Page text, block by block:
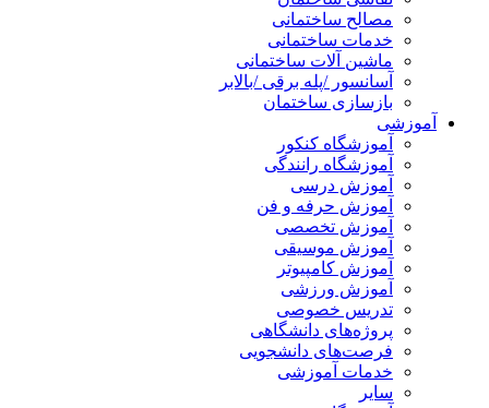
مصالح ساختمانی
خدمات ساختمانی
ماشین آلات ساختمانی
آسانسور /پله برقی /بالابر
بازسازی ساختمان
آموزشی
آموزشگاه کنکور
آموزشگاه رانندگی
آموزش درسی
آموزش حرفه و فن
آموزش تخصصی
آموزش موسیقی
آموزش کامپیوتر
آموزش ورزشی
تدریس خصوصی
پروژه‌های دانشگاهی
فرصت‌های دانشجویی
خدمات آموزشی
سایر